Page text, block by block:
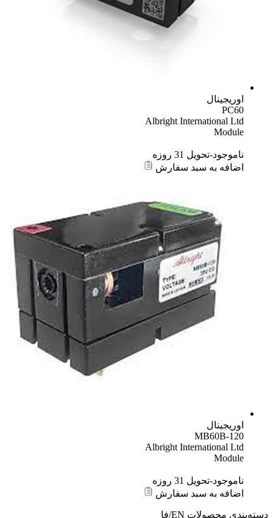
اوریجینال
PC60
Albright International Ltd
Module
ناموجود-تحویل 31 روزه
اضافه به سبد سفارش
اوریجینال
MB60B-120
Albright International Ltd
Module
ناموجود-تحویل 31 روزه
اضافه به سبد سفارش
دسته‌بندی محصولات EN/فا